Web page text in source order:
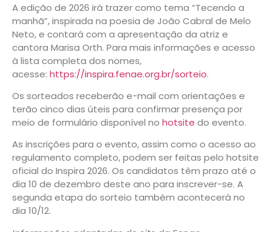
A edição de 2026 irá trazer como tema “Tecendo a
manhã”, inspirada na poesia de João Cabral de Melo
Neto, e contará com a apresentação da atriz e
cantora Marisa Orth. Para mais informações e acesso
à lista completa dos nomes,
acesse: https://inspira.fenae.org.br/sorteio.
Os sorteados receberão e-mail com orientações e
terão cinco dias úteis para confirmar presença por
meio de formulário disponível no hotsite do evento.
As inscrições para o evento, assim como o acesso ao
regulamento completo, podem ser feitas pelo hotsite
oficial do Inspira 2026. Os candidatos têm prazo até o
dia 10 de dezembro deste ano para inscrever-se. A
segunda etapa do sorteio também acontecerá no
dia 10/12.